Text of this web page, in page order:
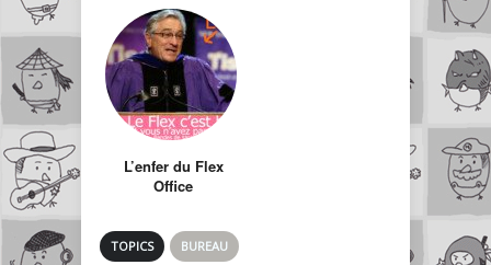
L’enfer du Flex
Office
TOPICS BUREAU